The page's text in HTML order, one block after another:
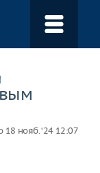
18 нояб. ‘24 12:07